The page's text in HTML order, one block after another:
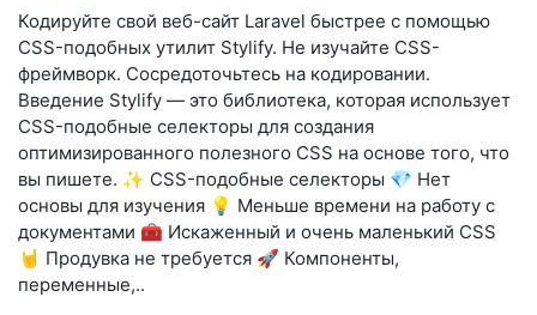
Кодируйте свой веб-сайт Laravel быстрее с помощью
CSS-подобных утилит Stylify. Не изучайте CSS-
фреймворк. Сосредоточьтесь на кодировании.
Введение Stylify — это библиотека, которая использует
CSS-подобные селекторы для создания
оптимизированного полезного CSS на основе того, что
вы пишете. ✨ CSS-подобные селекторы 💎 Нет
основы для изучения 💡 Меньше времени на работу с
документами 🧰 Искаженный и очень маленький CSS
🤘 Продувка не требуется 🚀 Компоненты,
переменные,..